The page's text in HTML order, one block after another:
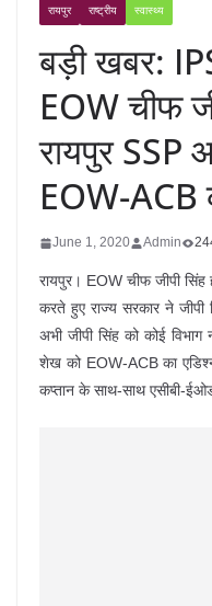
रायपुर राष्ट्रीय स्वास्थ्य
बड़ी खबर:
EOW चीफ
रायपुर
EOW-ACB
June 1, 2020 Admin
रायपुर। EOW चीफ जीपी
करते हुए राज्य सरकार ने
अभी जीपी सिंह को कोई
शेख को EOW-ACB का
कप्तान के साथ-साथ एसीबी-